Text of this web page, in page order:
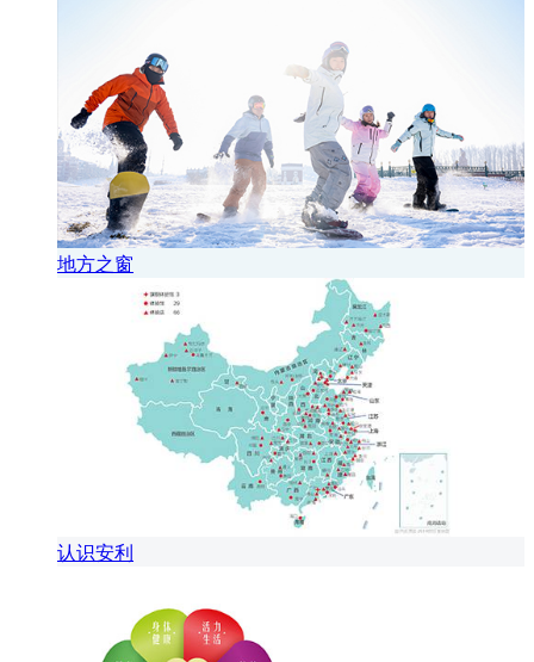
地方之窗
认识安利